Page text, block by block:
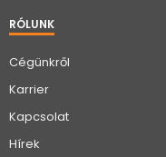
RÓLUNK
Cégünkről
Karrier
Kapcsolat
Hírek